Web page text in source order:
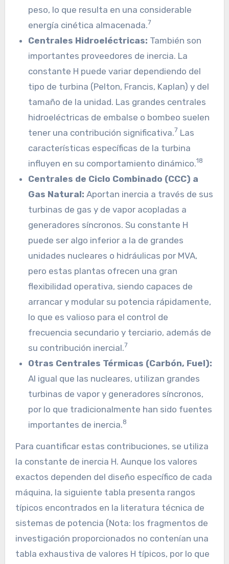
peso, lo que resulta en una considerable
energía cinética almacenada.7
Centrales Hidroeléctricas: También son
importantes proveedores de inercia. La
constante H puede variar dependiendo del
tipo de turbina (Pelton, Francis, Kaplan) y del
tamaño de la unidad. Las grandes centrales
hidroeléctricas de embalse o bombeo suelen
tener una contribución significativa.7 Las
características específicas de la turbina
influyen en su comportamiento dinámico.18
Centrales de Ciclo Combinado (CCC) a
Gas Natural: Aportan inercia a través de sus
turbinas de gas y de vapor acopladas a
generadores síncronos. Su constante H
puede ser algo inferior a la de grandes
unidades nucleares o hidráulicas por MVA,
pero estas plantas ofrecen una gran
flexibilidad operativa, siendo capaces de
arrancar y modular su potencia rápidamente,
lo que es valioso para el control de
frecuencia secundario y terciario, además de
su contribución inercial.7
Otras Centrales Térmicas (Carbón, Fuel):
Al igual que las nucleares, utilizan grandes
turbinas de vapor y generadores síncronos,
por lo que tradicionalmente han sido fuentes
importantes de inercia.8
Para cuantificar estas contribuciones, se utiliza
la constante de inercia H. Aunque los valores
exactos dependen del diseño específico de cada
máquina, la siguiente tabla presenta rangos
típicos encontrados en la literatura técnica de
sistemas de potencia (Nota: los fragmentos de
investigación proporcionados no contenían una
tabla exhaustiva de valores H típicos, por lo que